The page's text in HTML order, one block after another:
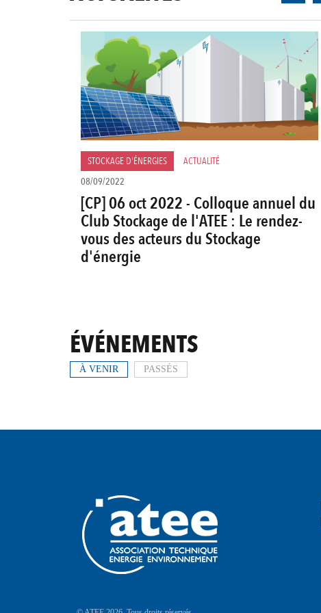
STOCKAGE D'ÉNERGIES
ACTUALITÉ
08/09/2022
[CP] 06 oct 2022 - Colloque annuel du
Club Stockage de l'ATEE : Le rendez-
vous des acteurs du Stockage
d'énergie
ÉVÉNEMENTS
À VENIR PASSÉS